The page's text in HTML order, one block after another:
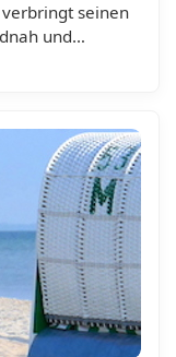
seinen
und…